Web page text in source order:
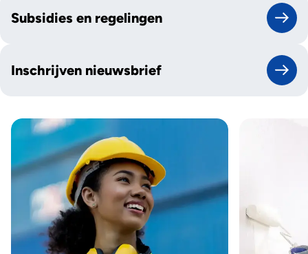
Subsidies en regelingen
Inschrijven nieuwsbrief